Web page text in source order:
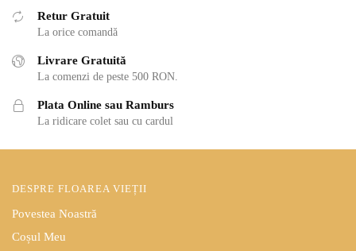
Retur Gratuit
La orice comandă
Livrare Gratuită
La comenzi de peste 500 RON.
Plata Online sau Ramburs
La ridicare colet sau cu cardul
DESPRE FLOAREA VIEȚII
Povestea Noastră
Coșul Meu